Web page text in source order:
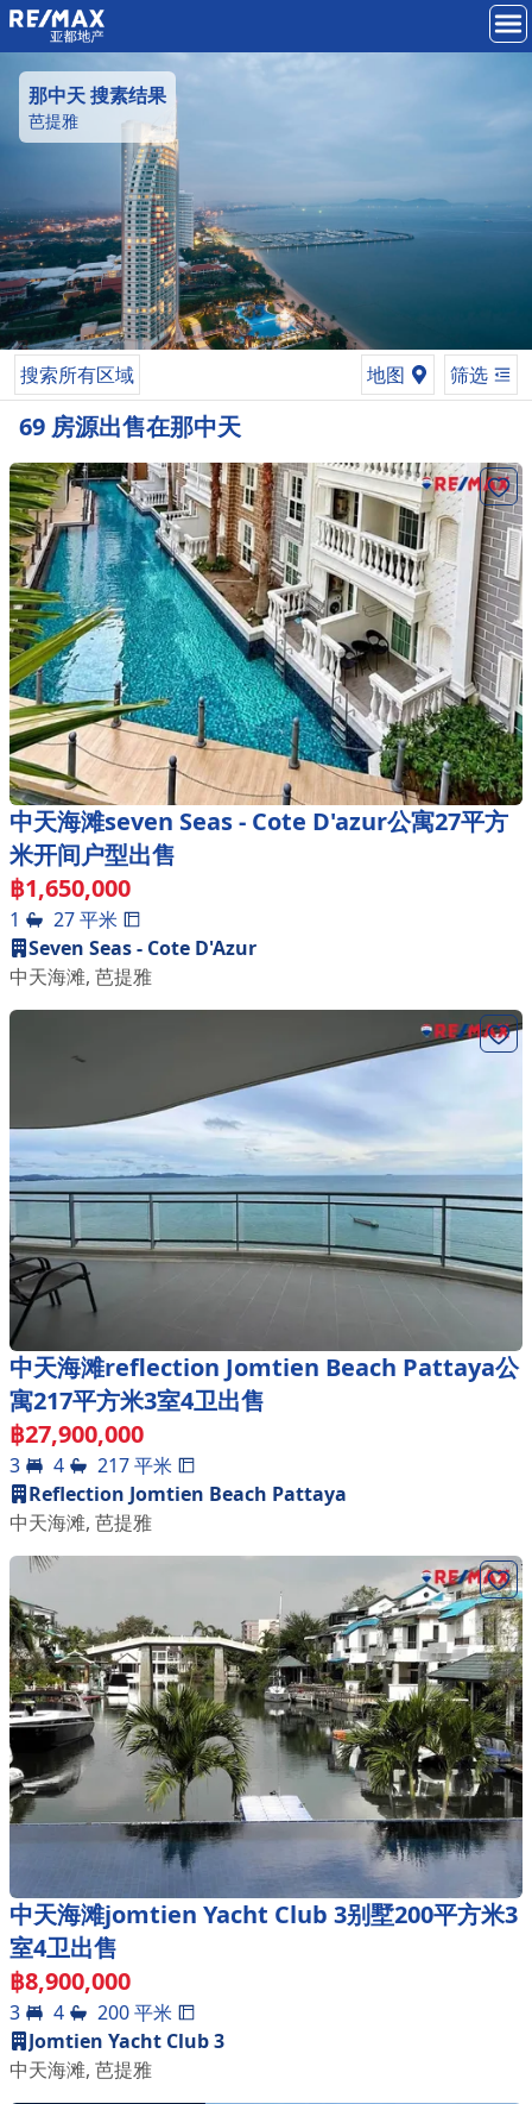
那中天搜素结果
芭提雅
搜索所有区域 地图 筛选
69 房源出售在那中天
中天海滩seven Seas - Cote D'azur公寓27平方
米开间户型出售
฿1,650,000
1 27平米
Seven Seas - Cote D'Azur
中天海滩, 芭提雅
中天海滩reflection Jomtien Beach Pattaya公
寓217平方米3室4卫出售
฿27,900,000
3 4 217平米
Reflection Jomtien Beach Pattaya
中天海滩, 芭提雅
中天海滩jomtien Yacht Club 3别墅200平方米3
室4卫出售
฿8,900,000
3 4 200平米
Jomtien Yacht Club 3
中天海滩, 芭提雅